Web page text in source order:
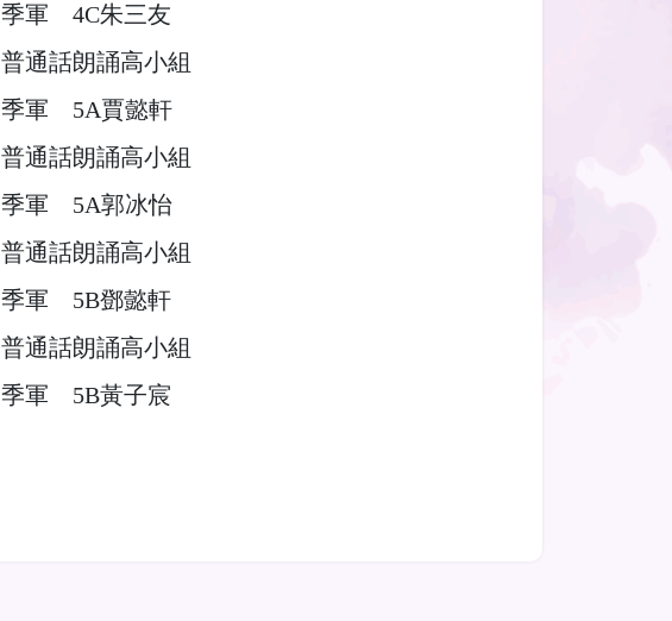
季軍 4C朱三友
普通話朗誦高小組
季軍 5A賈懿軒
普通話朗誦高小組
季軍 5A郭冰怡
普通話朗誦高小組
季軍 5B鄧懿軒
普通話朗誦高小組
季軍 5B黃子宸